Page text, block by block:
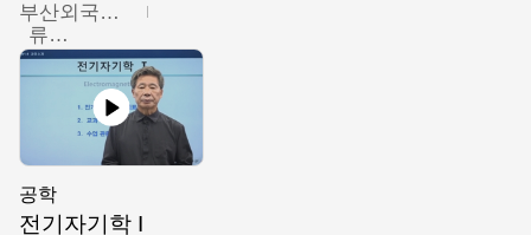
부산외국어대학교
류영철
공학
전기자기학 I